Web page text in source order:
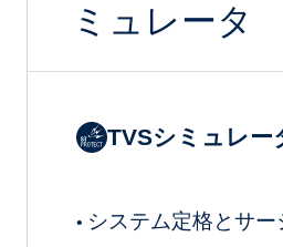
ミュレータ
TVSシミュレー
• システム定格とサー